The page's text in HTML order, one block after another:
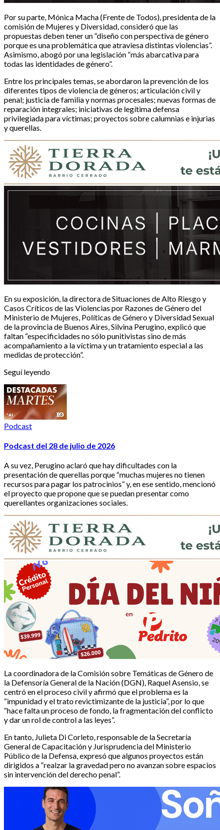
Por su parte, Mónica Macha (Frente de Todos), presidenta de la
comisión de Mujeres y Diversidad, consideró que las
propuestas deben tener un “diseño con perspectiva de género
porque es una problemática que atraviesa distintas violencias”.
Asimismo, abogó por una legislación “más abarcativa para
todas las identidades de género”.
Entre los principales temas, se abordaron la prevención de los
diferentes tipos de violencia de géneros; articulación civil y
penal; justicia de familia y normas procesales; nuevas formas de
reparación integrales; iniciativas de legítima defensa
privilegiada para víctimas; proyectos sobre calumnias e injurias
y querellas.
En su exposición, la directora de Situaciones de Alto Riesgo y
Casos Críticos de las Violencias por Razones de Género del
Ministerio de Mujeres, Políticas de Género y Diversidad Sexual
de la provincia de Buenos Aires, Silvina Perugino, explicó que
faltan “especificidades no sólo punitivistas sino de más
acompañamiento a la víctima y un tratamiento especial a las
medidas de protección”.
Seguí leyendo
Podcast
Podcast del 28 de julio de 2026
A su vez, Perugino aclaró que hay dificultades con la
presentación de querellas porque “muchas mujeres no tienen
recursos para pagar los patrocinios” y, en ese sentido, mencionó
el proyecto que propone que se puedan presentar como
querellantes organizaciones sociales.
La coordinadora de la Comisión sobre Temáticas de Género de
la Defensoría General de la Nación (DGN), Raquel Asensio, se
centró en el proceso civil y afirmó que el problema es la
“impunidad y el trato revictimizante de la justicia”, por lo que
“hace falta un proceso de fondo, la fragmentación del conflicto
y dar un rol de control a las leyes”.
En tanto, Julieta Di Corleto, responsable de la Secretaría
General de Capacitación y Jurisprudencia del Ministerio
Público de la Defensa, expresó que algunos proyectos están
dirigidos a “realzar la gravedad pero no avanzan sobre espacios
sin intervención del derecho penal”.